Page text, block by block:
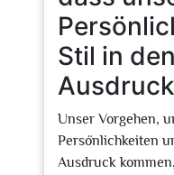
Stil in
Unser Vorgehen,
Persönlichkeiten
Ausdruck